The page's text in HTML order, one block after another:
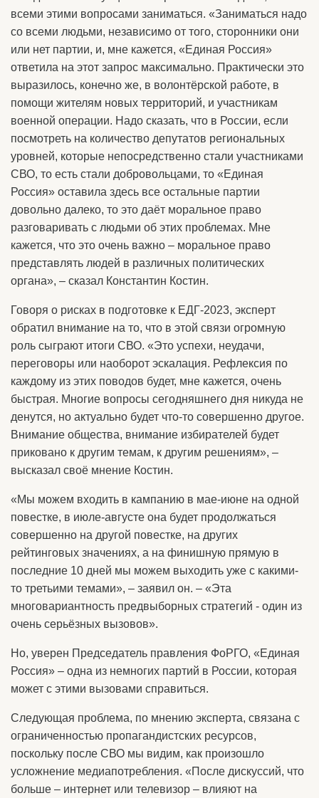
всеми этими вопросами заниматься. «Заниматься надо
со всеми людьми, независимо от того, сторонники они
или нет партии, и, мне кажется, «Единая Россия»
ответила на этот запрос максимально. Практически это
выразилось, конечно же, в волонтёрской работе, в
помощи жителям новых территорий, и участникам
военной операции. Надо сказать, что в России, если
посмотреть на количество депутатов региональных
уровней, которые непосредственно стали участниками
СВО, то есть стали добровольцами, то «Единая
Россия» оставила здесь все остальные партии
довольно далеко, то это даёт моральное право
разговаривать с людьми об этих проблемах. Мне
кажется, что это очень важно – моральное право
представлять людей в различных политических
органа», – сказал Константин Костин.
Говоря о рисках в подготовке к ЕДГ-2023, эксперт
обратил внимание на то, что в этой связи огромную
роль сыграют итоги СВО. «Это успехи, неудачи,
переговоры или наоборот эскалация. Рефлексия по
каждому из этих поводов будет, мне кажется, очень
быстрая. Многие вопросы сегодняшнего дня никуда не
денутся, но актуально будет что-то совершенно другое.
Внимание общества, внимание избирателей будет
приковано к другим темам, к другим решениям», –
высказал своё мнение Костин.
«Мы можем входить в кампанию в мае-июне на одной
повестке, в июле-августе она будет продолжаться
совершенно на другой повестке, на других
рейтинговых значениях, а на финишную прямую в
последние 10 дней мы можем выходить уже с какими-
то третьими темами», – заявил он. – «Эта
многовариантность предвыборных стратегий - один из
очень серьёзных вызовов».
Но, уверен Председатель правления ФоРГО, «Единая
Россия» – одна из немногих партий в России, которая
может с этими вызовами справиться.
Следующая проблема, по мнению эксперта, связана с
ограниченностью пропагандистских ресурсов,
поскольку после СВО мы видим, как произошло
усложнение медиапотребления. «После дискуссий, что
больше – интернет или телевизор – влияют на